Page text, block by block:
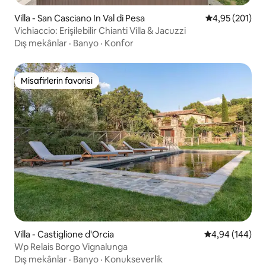
Villa - San Casciano In Val di Pesa 5 üzerinden
4,95 (201)
Vichiaccio: Erişilebilir Chianti Villa & Jacuzzi
Dış mekânlar · Banyo · Konfor
Misafirlerin favorisi
Misafirlerin favorisi
Villa - Castiglione d'Orcia 5 üzerinden
4,94 (144)
Wp Relais Borgo Vignalunga
Dış mekânlar · Banyo · Konukseverlik